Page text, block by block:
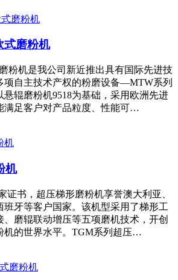
式磨粉机
粉机是我公司新近推出具有国际先进技
项自主技术产权的粉磨设备—MTW系列
悬辊磨粉机9518为基础，采用欧洲先进
满足客户对产品粒度、性能可…
机
证书，超压梯形磨粉机享誉澳大利亚、
班牙等客户国家。该机型采用了梯形工
、磨辊联动增压等五项磨机技术，开创
机的世界水平。TGM系列超压…